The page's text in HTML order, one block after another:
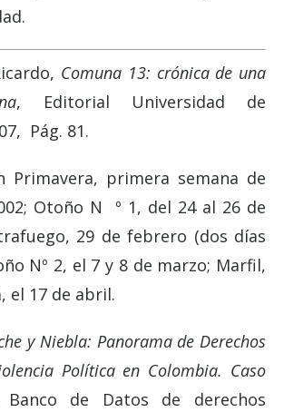
Comuna 13: crónica de una
, Editorial Universidad de
Pág. 81.
Primavera, primera semana de
Otoño N º 1, del 24 al 26 de
29 de febrero (dos días
Nº 2, el 7 y 8 de marzo; Marfil,
el 17 de abril.
y Niebla: Panorama de Derechos
Política en Colombia. Caso
Banco de Datos de derechos